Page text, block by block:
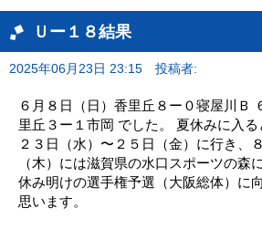
Ｕー１８結果
2025年06月23日 23:15 投稿者:
６月８日（日）香里丘８ー０寝屋川Ｂ
里丘３ー１市岡 でした。 夏休みに入
２３日（水）〜２５日（金）に行き、
（木）には滋賀県の水口スポーツの森
休み明けの選手権予選（大阪総体）に
思います。